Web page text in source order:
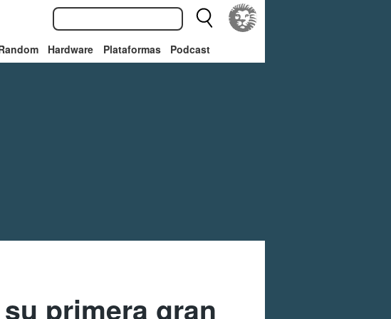
Hardware Plataformas Podcast
primera gran